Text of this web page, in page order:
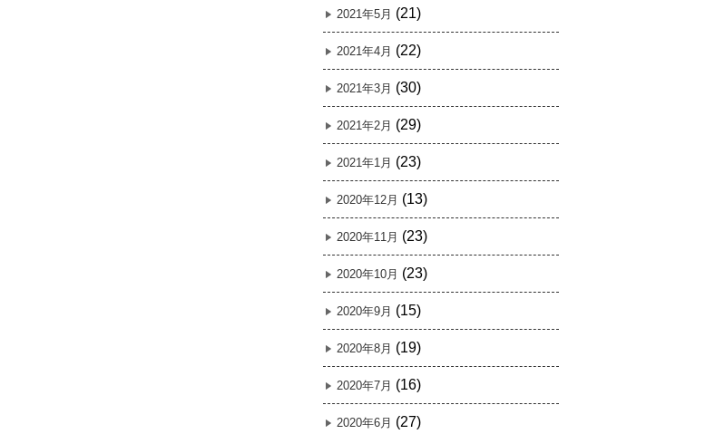
2021年5月 (21)
2021年4月 (22)
2021年3月 (30)
2021年2月 (29)
2021年1月 (23)
2020年12月 (13)
2020年11月 (23)
2020年10月 (23)
2020年9月 (15)
2020年8月 (19)
2020年7月 (16)
2020年6月 (27)